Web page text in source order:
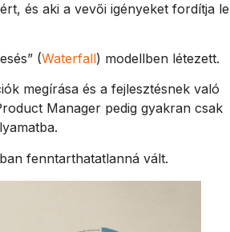
és aki a vevői igényeket fordítja le
(Waterfall) modellben létezett.
megírása és a fejlesztésnek való
Manager pedig gyakran csak
fenntarthatatlanná vált.